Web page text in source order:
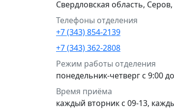
Свердловская область,
Телефоны отделения
+7 (343) 854-2139
+7 (343) 362-2808
Режим работы отделения
понедельник-четверг с 9:00
Время приёма
каждый вторник с 09-13,